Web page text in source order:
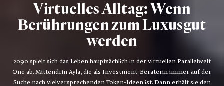
Virtuelles Alltag: Wenn
Berührungen zum Luxusgut
werden
2090 spielt sich das Leben hauptsächlich in der virtuellen Parallelwelt
One ab. Mittendrin Ayla, die als Investment-Beraterin immer auf der
Suche nach vielversprechenden Token-Ideen ist. Dann erhält sie den